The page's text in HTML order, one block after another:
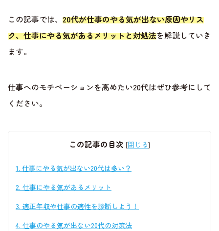
この記事では、 20代が仕事のやる気が出ない原因やリス
ク、仕事にやる気があるメリットと対処法を解説していき
ます。
仕事へのモチベーションを高めたい20代はぜひ参考にして
ください。
この記事の目次 [閉じる]
1. 仕事にやる気が出ない20代は多い？
2. 仕事にやる気があるメリット
3. 適正年収や仕事の適性を診断しよう！
4. 仕事のやる気が出ない20代の対策法